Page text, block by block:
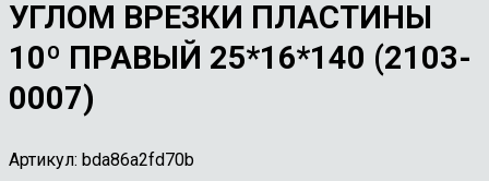
УГЛОМ ВРЕЗКИ ПЛАСТИНЫ
10º ПРАВЫЙ 25*16*140 (2103-
0007)
Артикул: bda86a2fd70b